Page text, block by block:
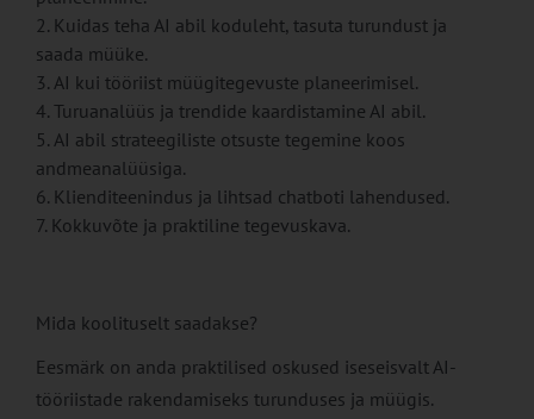
Kuidas teha AI abil koduleht, tasuta turundust ja
saada müüke.
AI kui tööriist müügitegevuste planeerimisel.
Turuanalüüs ja trendide kaardistamine AI abil.
AI abil strateegiliste otsuste tegemine koos
andmeanalüüsiga.
Klienditeenindus ja lihtsad chatboti lahendused.
Kokkuvõte ja praktiline tegevuskava.
Mida koolituselt saadakse?
Eesmärk on anda praktilised oskused iseseisvalt AI-
tööriistade rakendamiseks turunduses ja müügis.